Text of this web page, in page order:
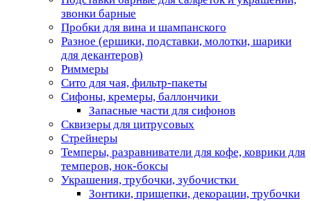
звонки барные
Пробки для вина и шампанского
Разное (ершики, подставки, молотки, шарики
для декантеров)
Риммеры
Сито для чая, фильтр-пакеты
Сифоны, кремеры, баллончики
Запасные части для сифонов
Сквизеры для цитрусовых
Стрейнеры
Темперы, разравниватели для кофе, коврики для
темперов, нок-боксы
Украшения, трубочки, зубочистки
Зонтики, прищепки, декорации, трубочки